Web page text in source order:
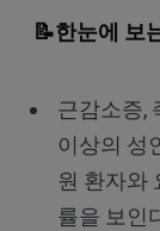
📝한눈에 보
근감소증,
이상의 성
원 환자와
률을 보인